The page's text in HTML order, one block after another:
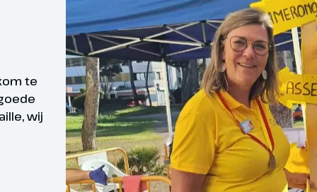
en langs een bijzondere
Middellandse Zee. Via het
Son Moll en de levendige
je terug naar The Walking
Ratjada – Capdepera – Cala
over rustige
door het fraaie achterland van
Het eerste rustpunt ligt aan de
te
wij
1 stuk handbagage
handtas) mag altijd
je. Deze mag max. 10
Niet inbegrepen:
Cabinebagage van
zelf bij te boeken via
extra cabinebagage
boord mag.